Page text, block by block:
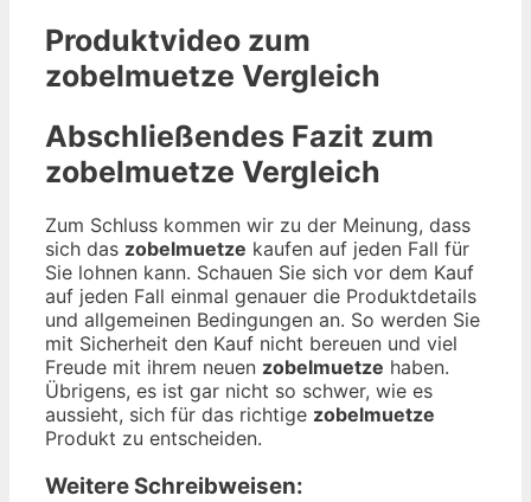
Produktvideo zum
zobelmuetze Vergleich
Abschließendes Fazit zum
zobelmuetze Vergleich
Zum Schluss kommen wir zu der Meinung, dass
sich das zobelmuetze kaufen auf jeden Fall für
Sie lohnen kann. Schauen Sie sich vor dem Kauf
auf jeden Fall einmal genauer die Produktdetails
und allgemeinen Bedingungen an. So werden Sie
mit Sicherheit den Kauf nicht bereuen und viel
Freude mit ihrem neuen zobelmuetze haben.
Übrigens, es ist gar nicht so schwer, wie es
aussieht, sich für das richtige zobelmuetze
Produkt zu entscheiden.
Weitere Schreibweisen: